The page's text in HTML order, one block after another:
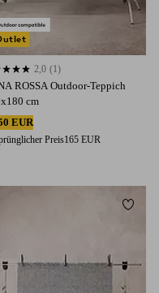
ROSSA Outdoor-Teppich
cm
EUR
Preis165 EUR
auf 1 Bewertungen
2,0 (1)
hinzufügen Zu